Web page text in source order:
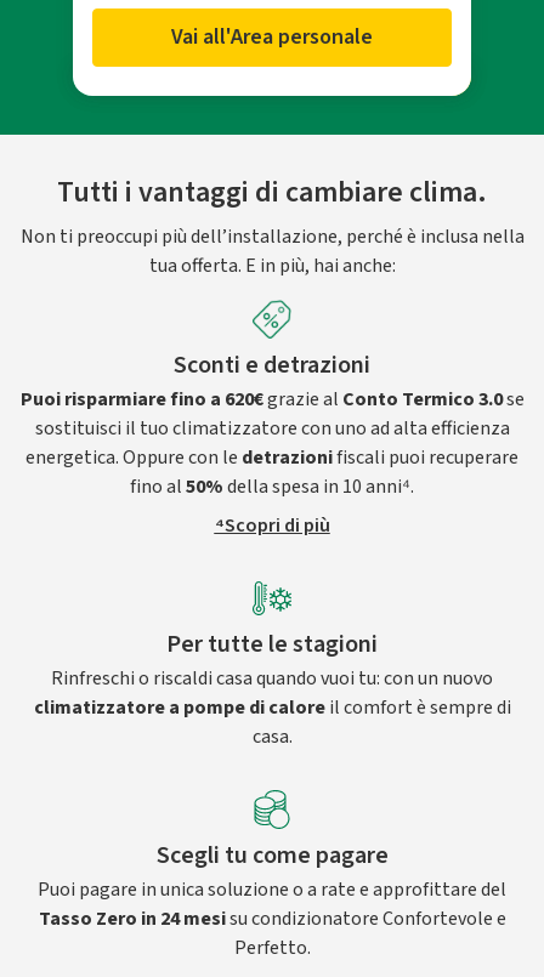
Vai all'Area personale
Tutti i vantaggi di cambiare clima.
Non ti preoccupi più dell’installazione, perché è inclusa nella
tua offerta. E in più, hai anche:
Sconti e detrazioni
Puoi risparmiare fino a 620€grazie al Conto Termico 3.0se
sostituisci il tuo climatizzatore con uno ad alta efficienza
energetica. Oppure con le detrazionifiscali puoi recuperare
fino al50%della spesa in 10 anni⁴.
⁴Scopri di più
Per tutte le stagioni
Rinfreschi o riscaldi casa quando vuoi tu: con un nuovo
climatizzatore a pompe di caloreil comfort è sempre di
casa.
Scegli tu come pagare
Puoi pagare in unica soluzione o a rate e approfittare del
Tasso Zero in 24 mesisu condizionatore Confortevole e
Perfetto.